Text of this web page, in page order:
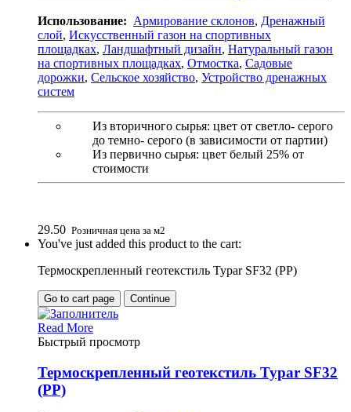
Использование: Армирование склонов, Дренажный
слой, Искусственный газон на спортивных
площадках, Ландшафтный дизайн, Натуральный газон
на спортивных площадках, Отмостка, Садовые
дорожки, Сельское хозяйство, Устройство дренажных
систем
Из вторичного сырья: цвет от светло- серого
до темно- серого (в зависимости от партии)
Из первично сырья: цвет белый 25% от
стоимости
29.50 Розничная цена за м2
You've just added this product to the cart:
Термоскрепленный геотекстиль Typar SF32 (PP)
Go to cart page Continue
Read More
Быстрый просмотр
Термоскрепленный геотекстиль Typar SF32
(PP)